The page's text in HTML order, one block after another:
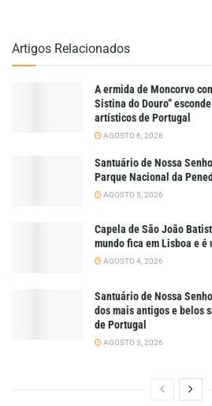
Artigos Relacionados
A ermida de Moncorvo
Sistina do Douro”
artísticos de Portugal
AGOSTO 6, 2026
Santuário de Nossa
Parque Nacional da
AGOSTO 5, 2026
Capela de São João
mundo fica em Lisboa e é
AGOSTO 4, 2026
Santuário de Nossa
dos mais antigos e belos
de Portugal
AGOSTO 3, 2026